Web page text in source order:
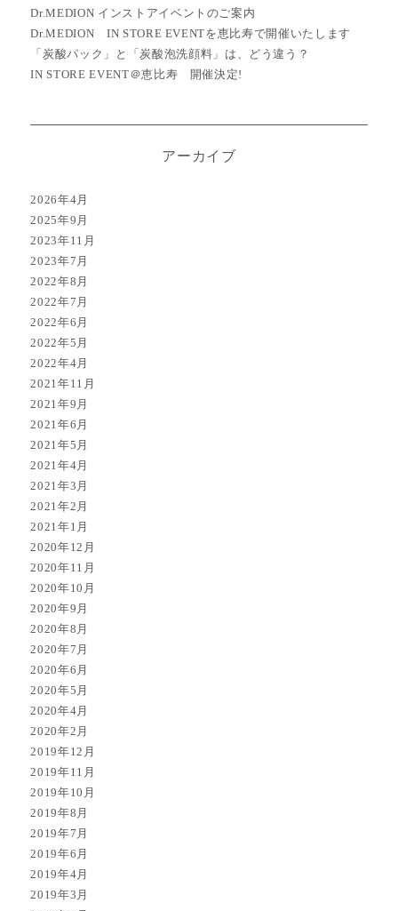
Dr.MEDION インストアイベントのご案内
Dr.MEDION IN STORE EVENTを恵比寿で開催いたします
「炭酸パック」と「炭酸泡洗顔料」は、どう違う？
IN STORE EVENT＠恵比寿 開催決定!
アーカイブ
2026年4月
2025年9月
2023年11月
2023年7月
2022年8月
2022年7月
2022年6月
2022年5月
2022年4月
2021年11月
2021年9月
2021年6月
2021年5月
2021年4月
2021年3月
2021年2月
2021年1月
2020年12月
2020年11月
2020年10月
2020年9月
2020年8月
2020年7月
2020年6月
2020年5月
2020年4月
2020年2月
2019年12月
2019年11月
2019年10月
2019年8月
2019年7月
2019年6月
2019年4月
2019年3月